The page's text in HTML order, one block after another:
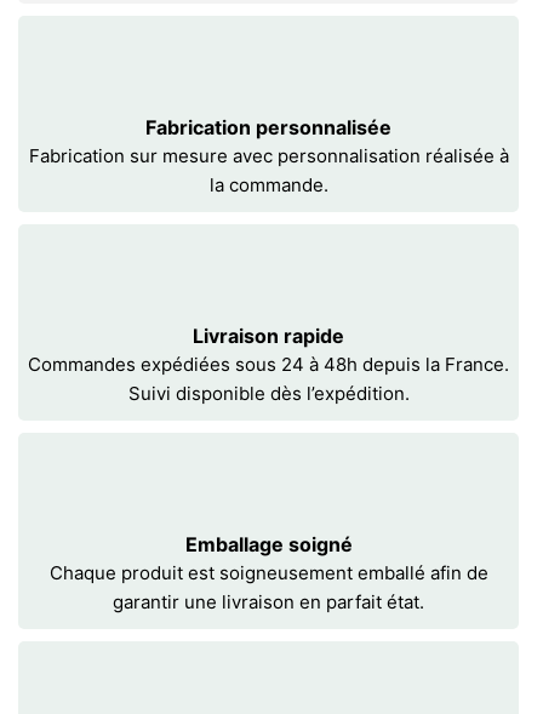
Fabrication personnalisée
Fabrication sur mesure avec personnalisation réalisée à
la commande.
Livraison rapide
Commandes expédiées sous 24 à 48h depuis la France.
Suivi disponible dès l’expédition.
Emballage soigné
Chaque produit est soigneusement emballé afin de
garantir une livraison en parfait état.